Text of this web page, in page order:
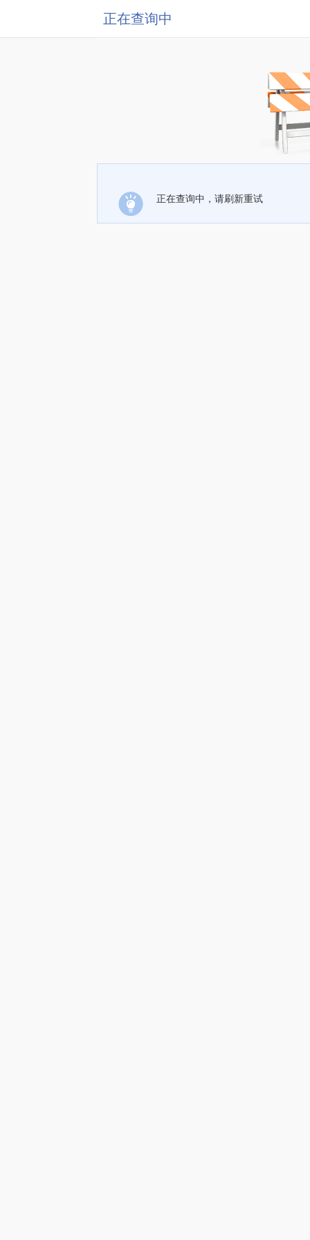
正在查询中
正在查询中，请刷新重试